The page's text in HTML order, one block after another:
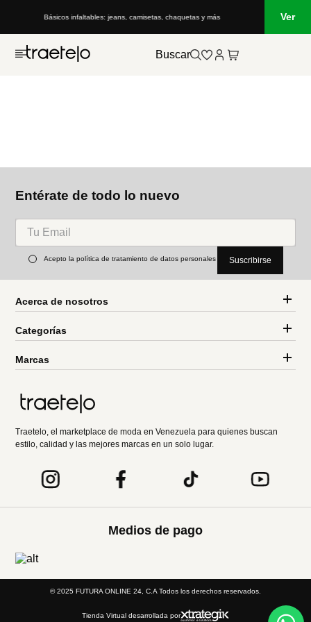
Básicos infaltables: jeans, camisetas, chaquetas y más Ver
Buscar
Entérate de todo lo nuevo
Acepto la política de tratamiento de datos personales Suscribirse
Acerca de nosotros
Categorías
Marcas
Traetelo, el marketplace de moda en Venezuela para quienes buscan
estilo, calidad y las mejores marcas en un solo lugar.
Medios de pago
© 2025 FUTURA ONLINE 24, C.A Todos los derechos reservados.
Tienda Virtual desarrollada por